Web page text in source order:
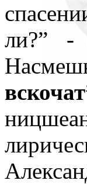
ли?” -